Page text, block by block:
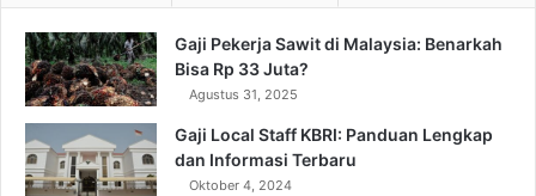
Gaji Pekerja Sawit di Malaysia: Benarkah
Bisa Rp 33 Juta?
Agustus 31, 2025
Gaji Local Staff KBRI: Panduan Lengkap
dan Informasi Terbaru
Oktober 4, 2024